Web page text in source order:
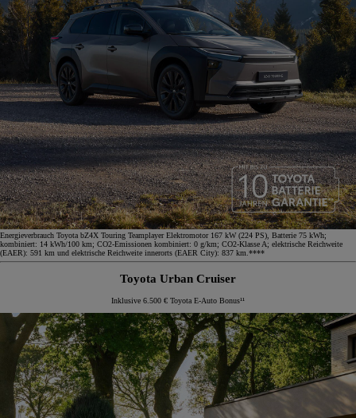
Energieverbrauch Toyota bZ4X Touring Teamplayer Elektromotor 167 kW (224 PS), Batterie 75 kWh;
kombiniert: 14 kWh/100 km; CO2-Emissionen kombiniert: 0 g/km; CO2-Klasse A; elektrische Reichweite
(EAER): 591 km und elektrische Reichweite innerorts (EAER City): 837 km.****
Toyota Urban Cruiser
Inklusive 6.500 € Toyota E-Auto Bonus¹¹